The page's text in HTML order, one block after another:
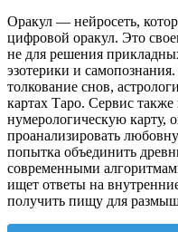
Оракул — нейросеть,
цифровой оракул. Это
не для решения
эзотерики и
толкование снов,
картах Таро. Сервис также
нумерологическую карту,
проанализировать
попытка объединить
современными
ищет ответы на
получить пищу для